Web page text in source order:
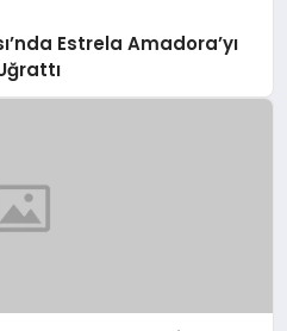
Estrela Amadora’yı